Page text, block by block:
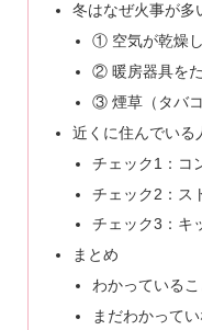
冬はなぜ火事が多
① 空気が乾燥
② 暖房器具を
③ 煙草（タバコ
近くに住んでいる
チェック1：コ
チェック2：ス
チェック3：キ
まとめ
わかっているこ
まだわかって